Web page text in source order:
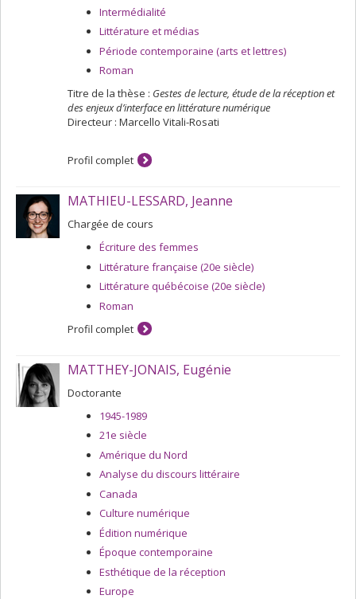
Intermédialité
Littérature et médias
Période contemporaine (arts et lettres)
Roman
Titre de la thèse : Gestes de lecture, étude de la réception et
des enjeux d’interface en littérature numérique
Directeur : Marcello Vitali-Rosati
Profil complet
MATHIEU-LESSARD, Jeanne
Chargée de cours
Écriture des femmes
Littérature française (20e siècle)
Littérature québécoise (20e siècle)
Roman
Profil complet
MATTHEY-JONAIS, Eugénie
Doctorante
1945-1989
21e siècle
Amérique du Nord
Analyse du discours littéraire
Canada
Culture numérique
Édition numérique
Époque contemporaine
Esthétique de la réception
Europe